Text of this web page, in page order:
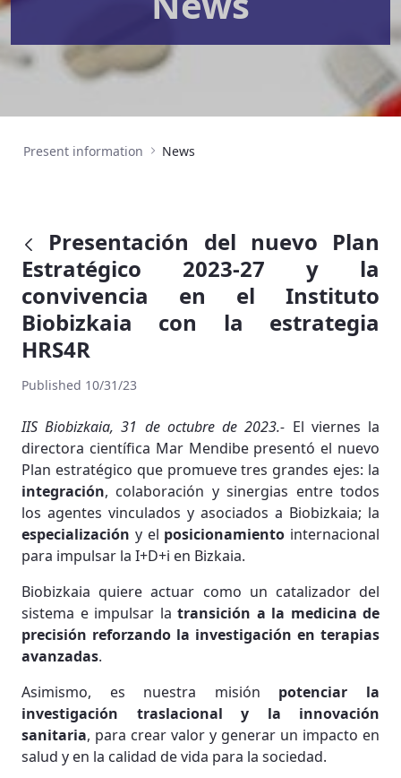
Present information News
Presentación del nuevo Plan
Estratégico 2023-27 y la
convivencia en el Instituto
Biobizkaia con la estrategia
HRS4R
Published 10/31/23
IIS Biobizkaia, 31 de octubre de 2023.- El viernes la
directora científica Mar Mendibe presentó el nuevo
Plan estratégico que promueve tres grandes ejes: la
integración, colaboración y sinergias entre todos
los agentes vinculados y asociados a Biobizkaia; la
especialización y el posicionamiento internacional
para impulsar la I+D+i en Bizkaia.
Biobizkaia quiere actuar como un catalizador del
sistema e impulsar la transición a la medicina de
precisión reforzando la investigación en terapias
avanzadas.
Asimismo, es nuestra misión potenciar la
investigación traslacional y la innovación
sanitaria, para crear valor y generar un impacto en
salud y en la calidad de vida para la sociedad.